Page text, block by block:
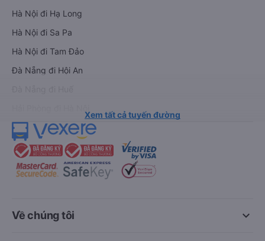
Hà Nội đi Hạ Long
Hà Nội đi Sa Pa
Hà Nội đi Tam Đảo
Đà Nẵng đi Hội An
Xem tất cả tuyến đường
keyboard_arrow_down
Về chúng tôi